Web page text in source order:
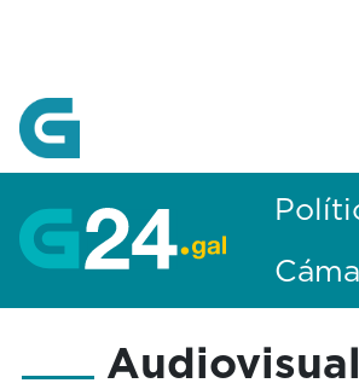
Audiovisual